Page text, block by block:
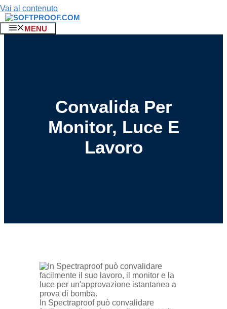
Vai al contenuto
MENU
Convalida Per
Monitor, Luce E
Lavoro
In Spectraproof può convalidare